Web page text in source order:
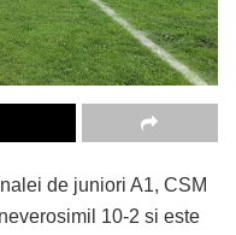
de juniori A1, CSM
10-2 si este